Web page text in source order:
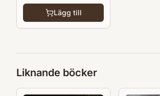
Lägg till
Liknande böcker